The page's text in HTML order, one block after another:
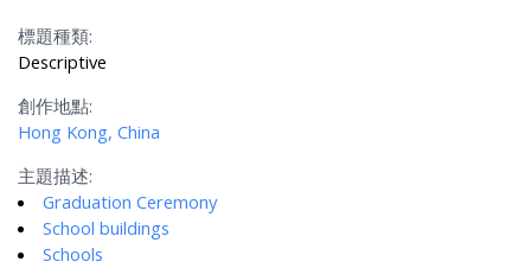
標題種類:
Descriptive
創作地點:
Hong Kong, China
主題描述:
Graduation Ceremony
School buildings
Schools